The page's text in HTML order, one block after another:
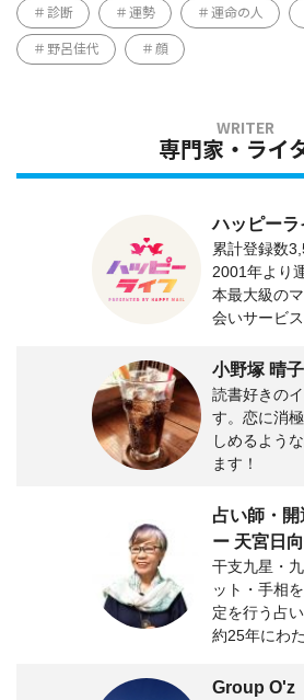
診断 運勢 運命の人
野呂佳代 顔
専門家・ライ
ハッピー
累計登録数
2001年より
本最大級の
会いサービス
小野塚 晴子
読書好きの
す。恋に消
しめるよう
ます！
占い師・
ー 天宮日
干支九星・
ット・手相
定を行う占
約25年にわ
Group O'z